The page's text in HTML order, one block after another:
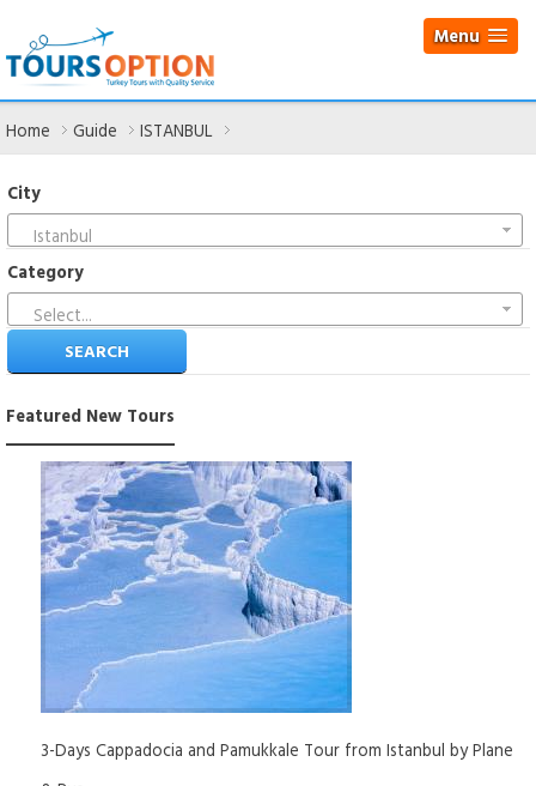
Menu
Home Guide ISTANBUL
City
Istanbul
Category
Select...
Featured New Tours
3-Days Cappadocia and Pamukkale Tour from Istanbul by Plane